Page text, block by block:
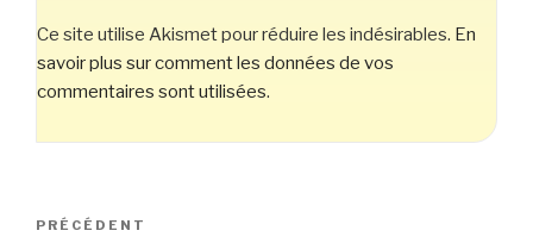
Ce site utilise Akismet pour réduire les indésirables. En
savoir plus sur comment les données de vos
commentaires sont utilisées.
Navigation
Article
PRÉCÉDENT